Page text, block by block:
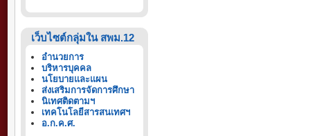
เว็บไซต์กลุ่มใน สพม.12
อำนวยการ
บริหารบุคคล
นโยบายและแผน
ส่งเสริมการจัดการศึกษา
นิเทศติดตามฯ
เทคโนโลยีสารสนเทศฯ
อ.ก.ค.ศ.